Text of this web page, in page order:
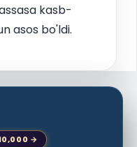
kasb-
asos bo'ldi.
→